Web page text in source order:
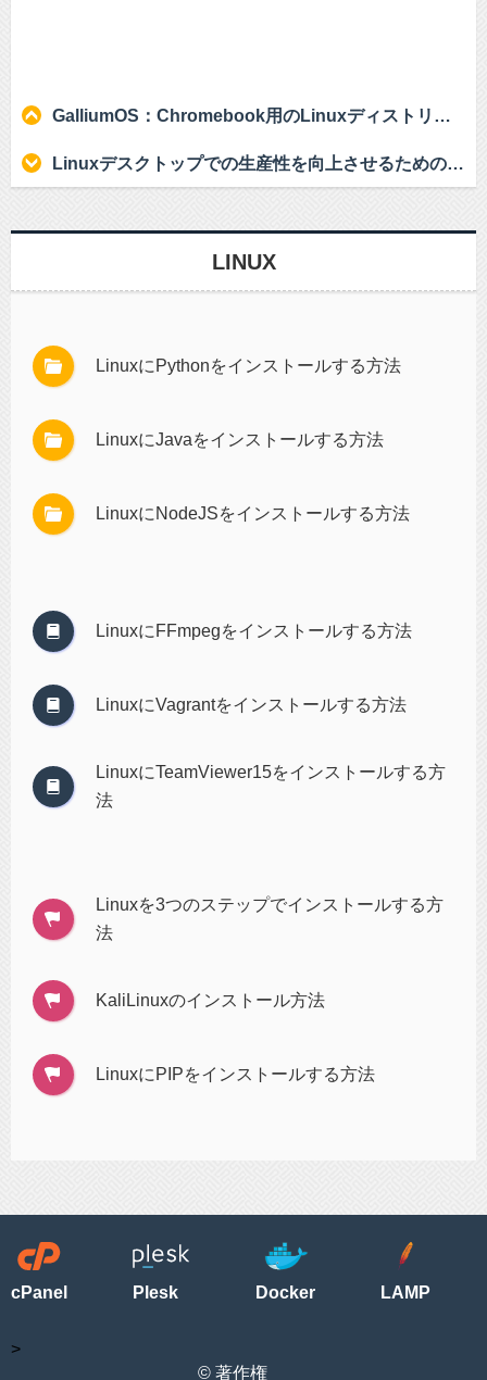
GalliumOS：Chromebook用のLinuxディストリビューション
Linuxデスクトップでの生産性を向上させるための10の無料ツールと役立つヒント
LINUX
LinuxにPythonをインストールする方法
LinuxにJavaをインストールする方法
LinuxにNodeJSをインストールする方法
LinuxにFFmpegをインストールする方法
LinuxにVagrantをインストールする方法
LinuxにTeamViewer15をインストールする方
法
Linuxを3つのステップでインストールする方
法
KaliLinuxのインストール方法
LinuxにPIPをインストールする方法
cPanel Plesk Docker LAMP
>
© 著作権